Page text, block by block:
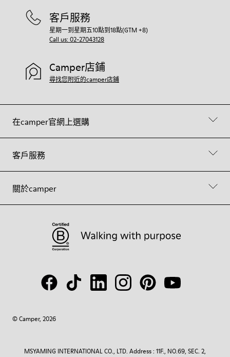
在camper官網上選購
客戶服務
關於camper
客戶服務
星期一到星期五10點到18點(GTM +8)
Call us: 02-27043128
Camper店鋪
尋找您附近的camper店鋪
© Camper, 2026
MSYAMING INTERNATIONAL CO., LTD. Address : 11F., NO.69, SEC. 2,